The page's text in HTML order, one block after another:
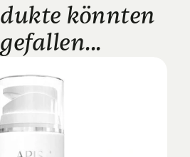
könnten